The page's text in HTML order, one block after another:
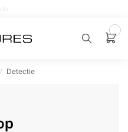
/ Detectie